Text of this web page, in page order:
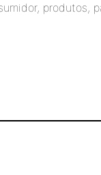
produtos,